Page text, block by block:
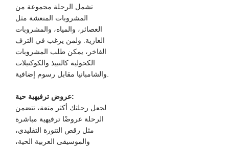
تشمل الرحلة مجموعة من
المشروبات المنعشة مثل
العصائر، والمياه، والمشروبات
الغازية. ولمن يرغب في الترف
الفاخر، يمكن طلب المشروبات
الكحولية كالنبيذ والكوكتيلات
عروض ترفيهية حية:
لجعل رحلتك أكثر متعة، تتضمن
الرحلة عروضًا ترفيهية مباشرة
مثل رقص التنورة التقليدي،
والموسيقى العربية الحية،